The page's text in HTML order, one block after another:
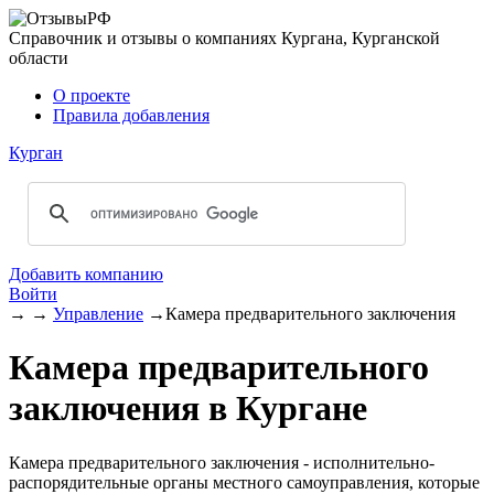
Справочник и отзывы о компаниях Кургана, Курганской
области
О проекте
Правила добавления
Курган
Добавить компанию
Войти
→ → Управление →Камера предварительного заключения
Камера предварительного
заключения в Кургане
Камера предварительного заключения - исполнительно-
распорядительные органы местного самоуправления, которые